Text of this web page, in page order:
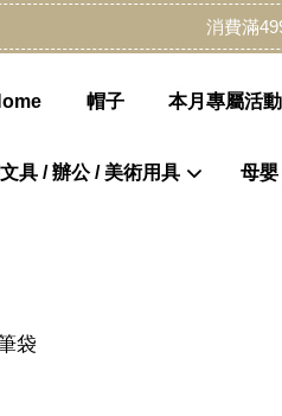
消費滿
帽子 本月專屬活
具 / 辦公 / 美術用具 母
袋